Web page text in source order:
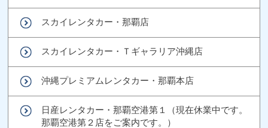
スカイレンタカー・那覇店
スカイレンタカー・Ｔギャラリア沖縄店
沖縄プレミアムレンタカー・那覇本店
日産レンタカー・那覇空港第１（現在休業中です。
那覇空港第２店をご案内です。）